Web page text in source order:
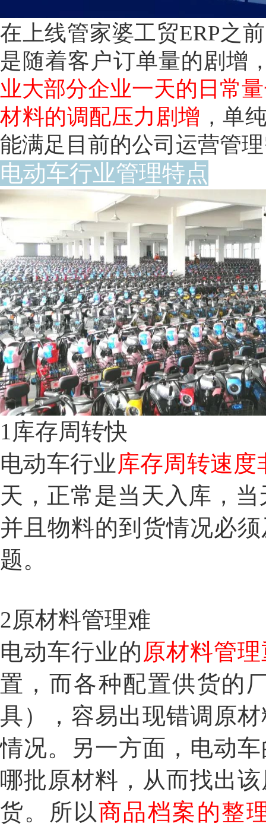
在上线管家婆工贸ERP之
是随着客户订单量的剧增
业大部分企业一天的日常
材料的调配压力剧增 ，单
能满足目前的公司运营管
电动车行业管理特点
1库存周转快
电动车行业库存周转速度
天，正常是当天入库，
并且物料的到货情况必
题。
2原材料管理难
电动车行业的原材料管
置，而各种配置供货的
具），容易出现错调原
情况。另一方面，电动
哪批原材料，从而找出
货。所以商品档案的整